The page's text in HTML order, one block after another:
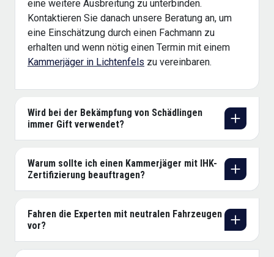
eine weitere Ausbreitung zu unterbinden.
Kontaktieren Sie danach unsere Beratung an, um
eine Einschätzung durch einen Fachmann zu
erhalten und wenn nötig einen Termin mit einem
Kammerjäger in Lichtenfels zu vereinbaren.
Wird bei der Bekämpfung von Schädlingen
immer Gift verwendet?
Warum sollte ich einen Kammerjäger mit IHK-
Zertifizierung beauftragen?
Fahren die Experten mit neutralen Fahrzeugen
vor?